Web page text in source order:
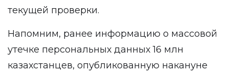
текущей проверки.
Напомним, ранее информацию о массовой
утечке персональных данных 16 млн
казахстанцев, опубликованную накануне